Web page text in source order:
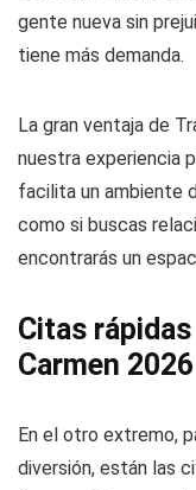
gente nueva sin
tiene más demanda.
La gran ventaja de
nuestra experiencia
facilita un ambiente
como si buscas
encontrarás un
Citas
Carmen 2026
En el otro extremo,
diversión, están las